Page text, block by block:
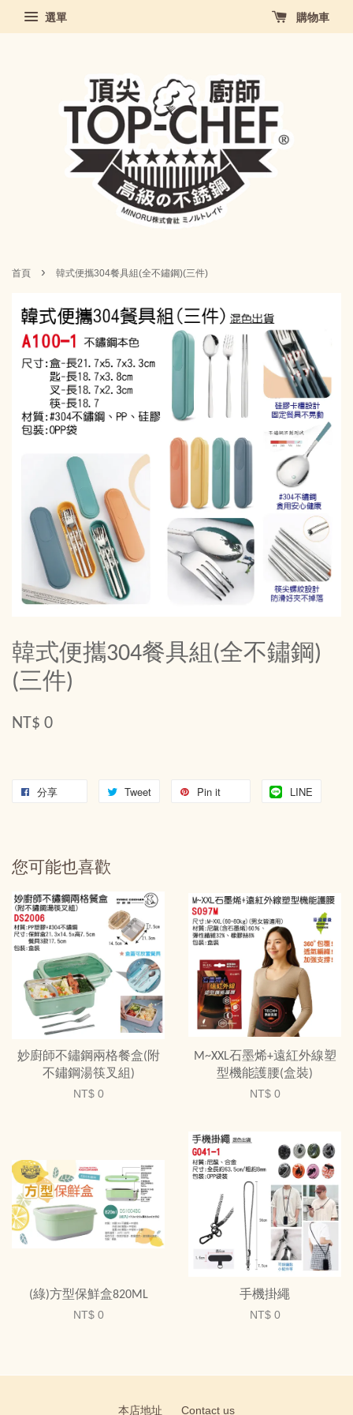
選單 購物車
首頁 › 韓式便攜304餐具組(全不鏽鋼)(三件)
韓式便攜304餐具組(全不鏽鋼)
(三件)
NT$ 0
分享 Tweet Pin it LINE
您可能也喜歡
妙廚師不鏽鋼兩格餐盒(附
不鏽鋼湯筷叉組)
NT$ 0
M~XXL石墨烯+遠紅外線塑
型機能護腰(盒裝)
NT$ 0
(綠)方型保鮮盒820ML
NT$ 0
手機掛繩
NT$ 0
本店地址 Contact us